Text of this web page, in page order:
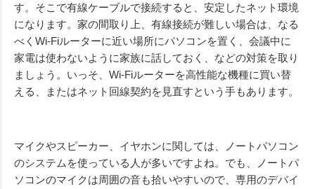
す。そこで有線ケーブルで接続すると、安定したネット環境
になります。家の間取り上、有線接続が難しい場合は、なる
べくWi-Fiルーターに近い場所にパソコンを置く、会議中に
家電は使わないように家族に話しておく、などの対策を取り
ましょう。いっそ、Wi-Fiルーターを高性能な機種に買い替
える、またはネット回線契約を見直すという手もあります。
マイクやスピーカー、イヤホンに関しては、ノートパソコン
のシステムを使っている人が多いですよね。でも、ノートパ
ソコンのマイクは周囲の音も拾いやすいので、専用のデバイ